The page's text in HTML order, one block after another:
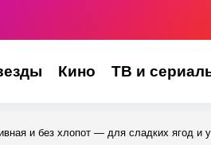
Кино ТВ и
и без хлопот — для сладких ягод и